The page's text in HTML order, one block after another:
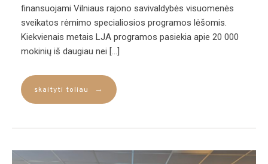
finansuojami Vilniaus rajono savivaldybės visuomenės
sveikatos rėmimo specialiosios programos lėšomis.
Kiekvienais metais LJA programos pasiekia apie 20 000
mokinių iš daugiau nei […]
skaityti toliau →